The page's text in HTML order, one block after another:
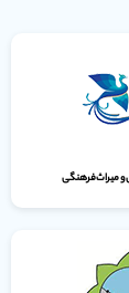
و میراث‌فرهنگی